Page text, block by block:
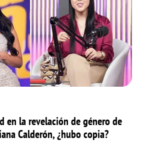
en la revelación de género de
Calderón, ¿hubo copia?